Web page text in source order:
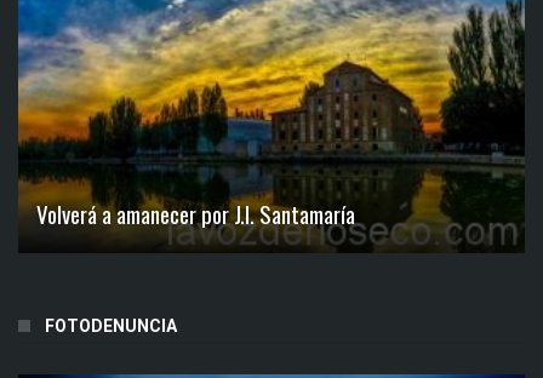
Volverá a amanecer por J.I. Santamaría
FOTODENUNCIA